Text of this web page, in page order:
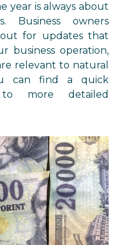
year is always about
Business owners
for updates that
business operation,
relevant to natural
can find a quick
more detailed